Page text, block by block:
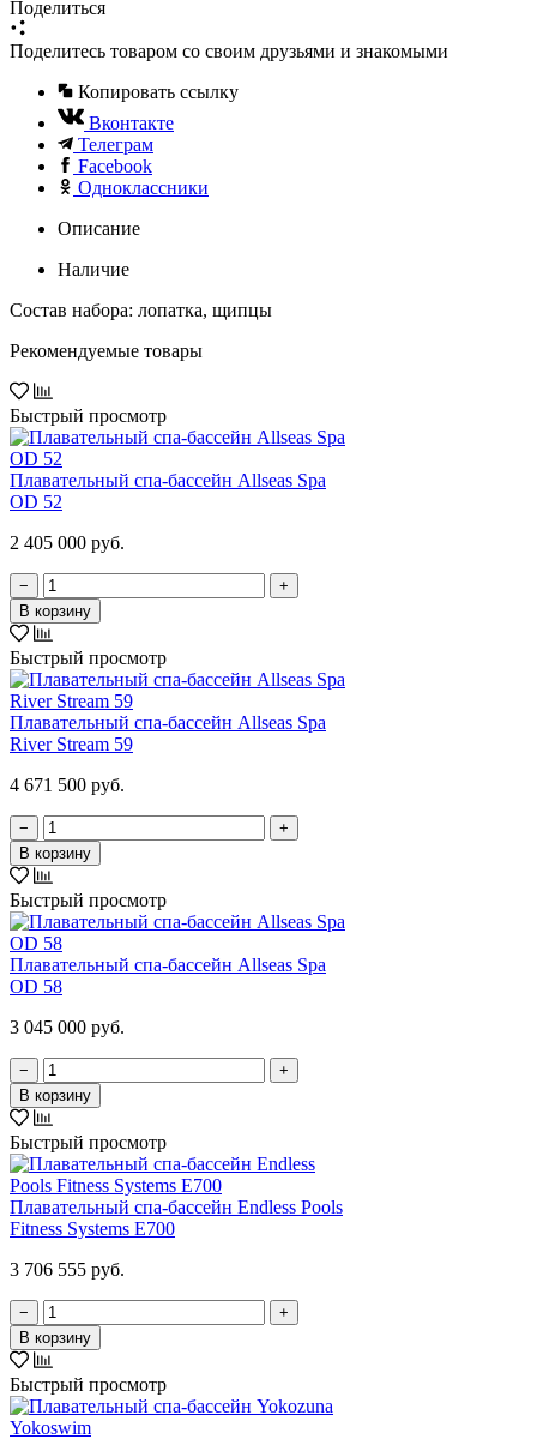
Поделиться
Поделитесь товаром со своим друзьями и знакомыми
Копировать ссылку
Вконтакте
Телеграм
Facebook
Одноклассники
Описание
Наличие
Состав набора: лопатка, щипцы
Рекомендуемые товары
Быстрый просмотр
Плавательный спа-бассейн Allseas Spa
OD 52
2 405 000 руб.
−
+
В корзину
Быстрый просмотр
Плавательный спа-бассейн Allseas Spa
River Stream 59
4 671 500 руб.
−
+
В корзину
Быстрый просмотр
Плавательный спа-бассейн Allseas Spa
OD 58
3 045 000 руб.
−
+
В корзину
Быстрый просмотр
Плавательный спа-бассейн Endless Pools
Fitness Systems E700
3 706 555 руб.
−
+
В корзину
Быстрый просмотр